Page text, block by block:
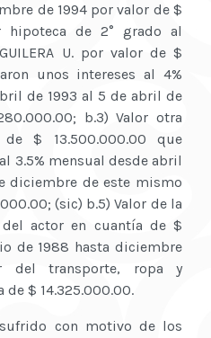
de 1994 por valor de $
hipoteca de 2° grado al
U. por valor de $
unos intereses al 4%
de 1993 al 5 de abril de
b.3) Valor otra
$ 13.500.000.00 que
3.5% mensual desde abril
diciembre de este mismo
(sic) b.5) Valor de la
actor en cuantía de $
de 1988 hasta diciembre
del transporte, ropa y
$ 14.325.000.00.
sufrido con motivo de los